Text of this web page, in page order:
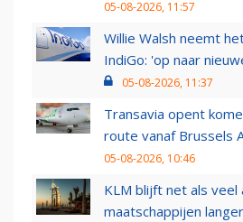
05-08-2026, 11:57
Willie Walsh neemt
IndiGo: 'op naar
05-08-2026, 11:37
Transavia opent
route vanaf Brussels
05-08-2026, 10:46
KLM blijft net als veel
maatschappijen